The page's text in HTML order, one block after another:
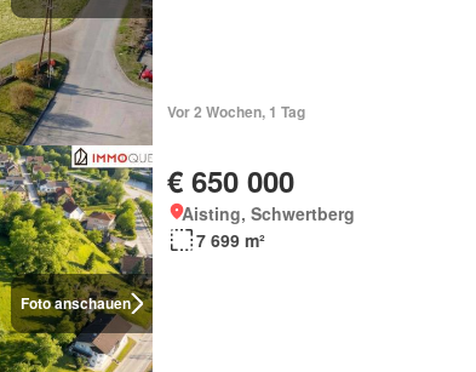
Vor 2 Wochen, 1 Tag
Foto anschauen
€ 650 000
Aisting, Schwertberg
7 699 m²